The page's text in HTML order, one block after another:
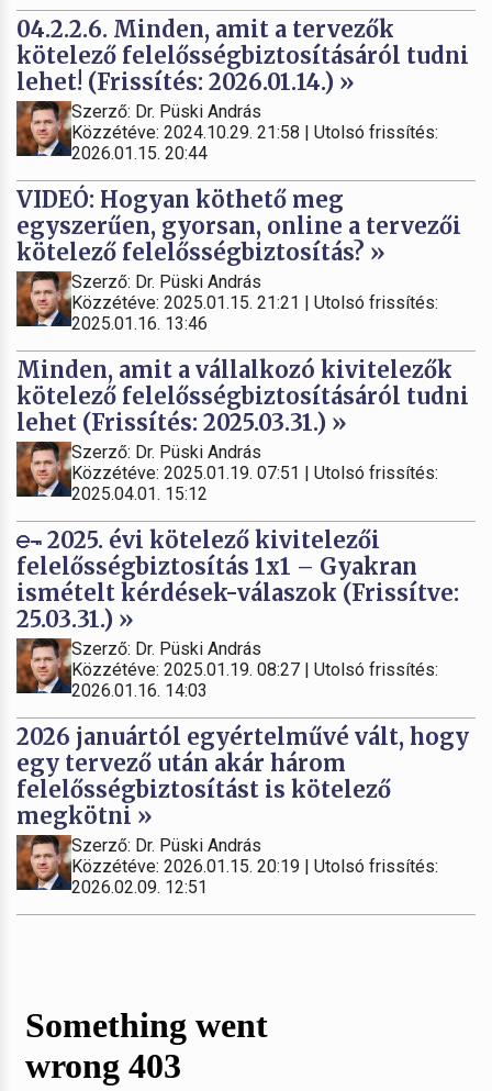
04.2.2.6. Minden, amit a tervezők
kötelező felelősségbiztosításáról tudni
lehet! (Frissítés: 2026.01.14.) »
Szerző: Dr. Püski András
Közzétéve: 2024.10.29. 21:58 | Utolsó frissítés:
2026.01.15. 20:44
VIDEÓ: Hogyan köthető meg
egyszerűen, gyorsan, online a tervezői
kötelező felelősségbiztosítás? »
Szerző: Dr. Püski András
Közzétéve: 2025.01.15. 21:21 | Utolsó frissítés:
2025.01.16. 13:46
Minden, amit a vállalkozó kivitelezők
kötelező felelősségbiztosításáról tudni
lehet (Frissítés: 2025.03.31.) »
Szerző: Dr. Püski András
Közzétéve: 2025.01.19. 07:51 | Utolsó frissítés:
2025.04.01. 15:12
2025. évi kötelező kivitelezői
felelősségbiztosítás 1x1 – Gyakran
ismételt kérdések-válaszok (Frissítve:
25.03.31.) »
Szerző: Dr. Püski András
Közzétéve: 2025.01.19. 08:27 | Utolsó frissítés:
2026.01.16. 14:03
2026 januártól egyértelművé vált, hogy
egy tervező után akár három
felelősségbiztosítást is kötelező
megkötni »
Szerző: Dr. Püski András
Közzétéve: 2026.01.15. 20:19 | Utolsó frissítés:
2026.02.09. 12:51